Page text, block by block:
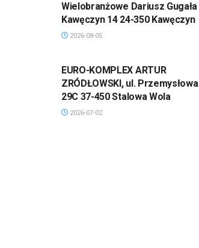
Wielobranżowe Dariusz Gugała
Kawęczyn 14 24-350 Kawęczyn
2026-08-05
EURO-KOMPLEX ARTUR
ZRÓDŁOWSKI, ul. Przemysłowa
29C 37-450 Stalowa Wola
2026-07-02